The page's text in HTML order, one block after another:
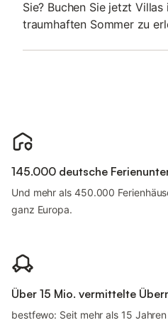
Sie? Buchen Sie jetzt
traumhaften Sommer zu
145.000 deutsche
Und mehr als 450.000
ganz Europa.
Über 15 Mio. vermittelte
bestfewo: Seit mehr als 15